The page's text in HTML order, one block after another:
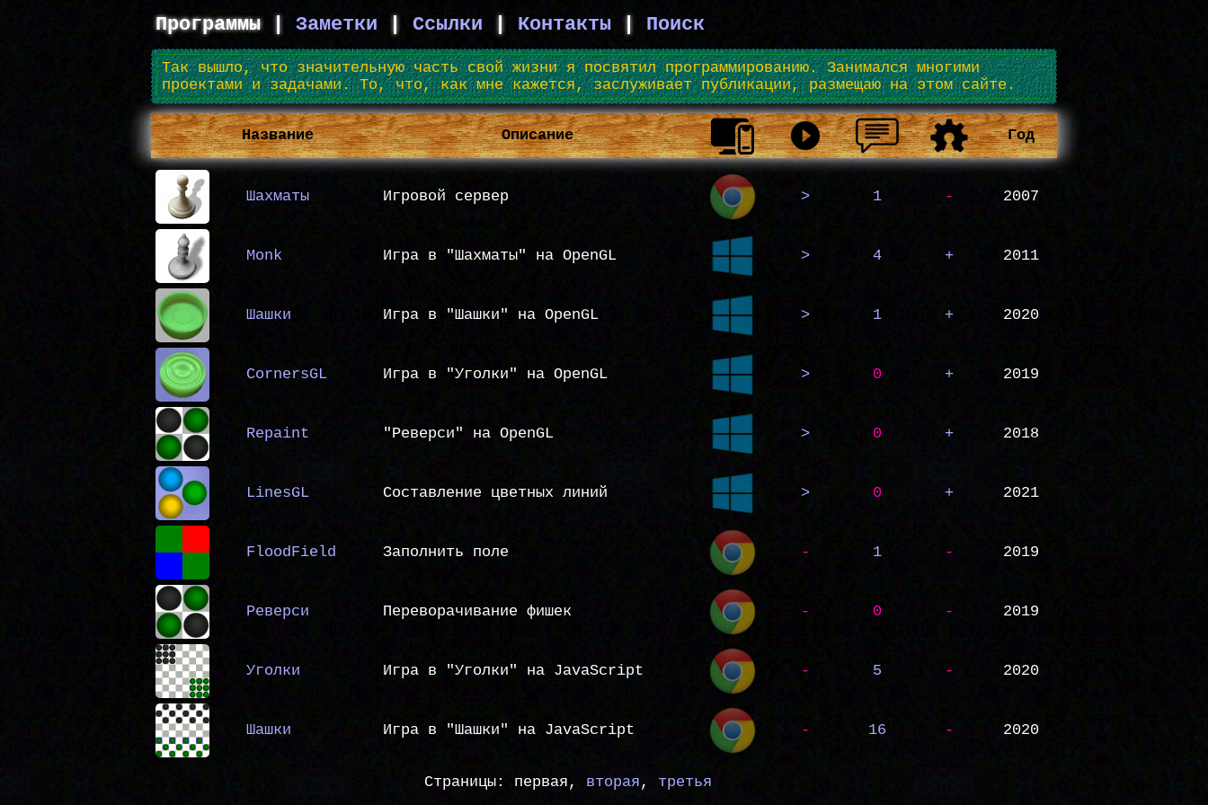
Программы | Заметки | Ссылки | Контакты | Поиск
Так вышло, что значительную часть свой жизни я посвятил программированию. Занимался многими
проектами и задачами. То, что, как мне кажется, заслуживает публикации, размещаю на этом сайте.
Название Описание Год
Шахматы Игровой сервер > 1 - 2007
Monk Игра в "Шахматы" на OpenGL > 4 + 2011
Шашки Игра в "Шашки" на OpenGL > 1 + 2020
CornersGL Игра в "Уголки" на OpenGL > 0 + 2019
Repaint "Реверси" на OpenGL > 0 + 2018
LinesGL Составление цветных линий > 0 + 2021
FloodField Заполнить поле - 1 - 2019
Реверси Переворачивание фишек - 0 - 2019
Уголки Игра в "Уголки" на JavaScript - 5 - 2020
Шашки Игра в "Шашки" на JavaScript - 16 - 2020
Страницы: первая, вторая , третья